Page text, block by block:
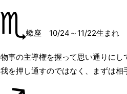
蠍座 10/24～11/22生まれ
物事の主導権を握って思い通りに
我を押し通すのではなく、まずは相